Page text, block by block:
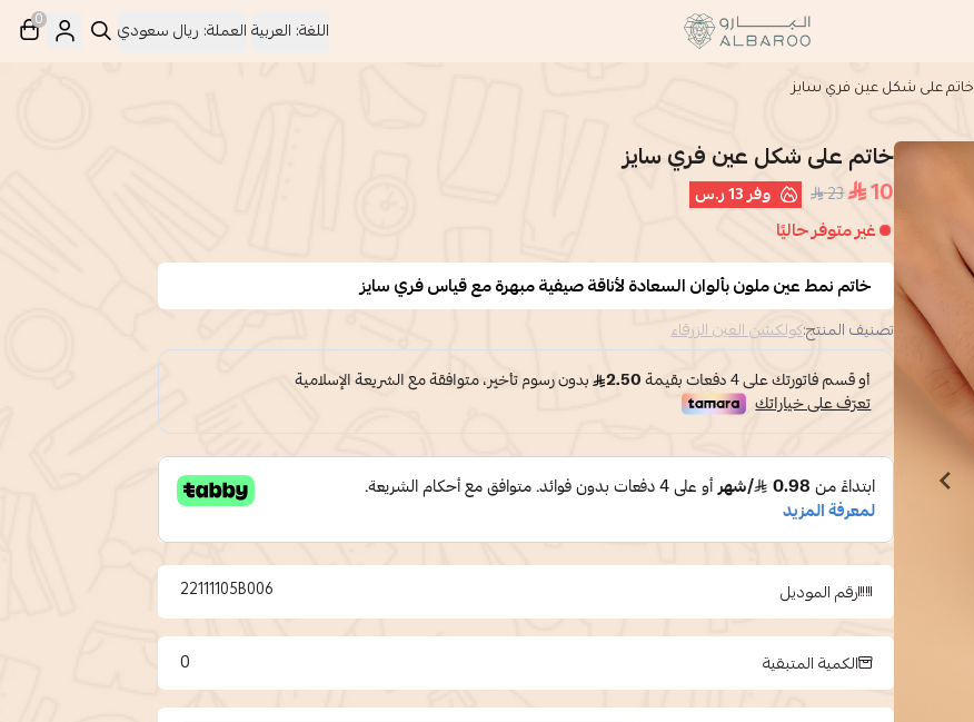
البارو | Albaroo اللغة: العربيةالعملة: ريال سعودي 0
خاتم على شكل عين فري سايز
خاتم على شكل عين فري سايز
10
23 وفر13 ر.س
غير متوفر حاليًا
خاتم نمط عين ملون بألوان السعادة لأناقة صيفية مبهرة مع قياس فري سايز
تصنيف المنتج:كولكشن العين الزرقاء
رقم الموديل 22111105B006
الكمية المتبقية 0